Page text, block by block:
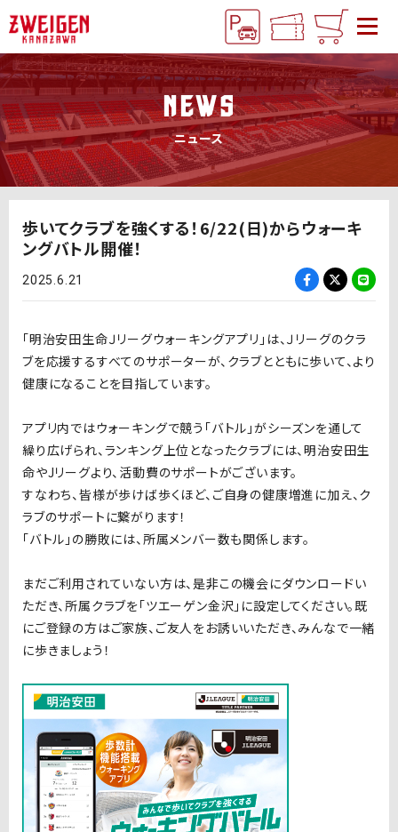
NEWS
ニュース
歩いてクラブを強くする！6/22(日)からウォーキ
ングバトル開催！
2025.6.21
「明治安田生命Ｊリーグウォーキングアプリ」は、Ｊリーグのクラ
ブを応援するすべてのサポーターが、クラブとともに歩いて、より
健康になることを目指しています。
アプリ内ではウォーキングで競う「バトル」がシーズンを通して
繰り広げられ、ランキング上位となったクラブには、明治安田生
命やJリーグより、活動費のサポートがございます。
すなわち、皆様が歩けば歩くほど、ご自身の健康増進に加え、ク
ラブのサポートに繋がります！
「バトル」の勝敗には、所属メンバー数も関係します。
まだご利用されていない方は、是非この機会にダウンロードい
ただき、所属クラブを「ツエーゲン金沢」に設定してください。既
にご登録の方はご家族、ご友人をお誘いいただき、みんなで一緒
に歩きましょう！